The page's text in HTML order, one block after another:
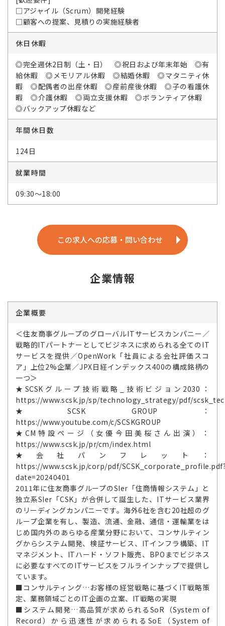
□アジャイル（Scrum）開発経験
□顧客への提案、見積りの実施経験者
休日休暇
◎完全週休2日制（土・日） ◎祝日および年末年始 ◎有
給休暇 ◎メモリアル休暇 ◎結婚休暇 ◎マタニティ休
暇 ◎配偶者の出産休暇 ◎産前産後休暇 ◎子の看護休
暇 ◎介護休暇 ◎両立支援休暇 ◎ボランティア休暇
◎バックアップ休暇など
年間休日数
124日
就業時間
09:30～18:00
この求人への応募・問い合わせ
企業情報
企業概要
＜住友商事グループのグローバルITサービスカンパニー／
戦略的ITパートナーとしてビジネスに求められる全てのIT
サービスを提供／OpenWork「社員による会社評価スコ
ア」上位2%企業／JPX日経インデックス400の構成銘柄の
一つ＞
★SCSKグループ技術戦略_技術ビジョン2030：
https://www.scsk.jp/sp/technology_strategy/pdf/
★SCSK GROUP：
https://www.youtube.com/c/SCSKGROUP
★CM特設ページ（女優今田美桜さん出演）：
https://www.scsk.jp/pr/cm/index.html
★会社パンフレット：
https://www.scsk.jp/corp/pdf/
date=20240401
2011年に住友商事グループのSIer「住商情報システム」と
独立系SIer「CSK」が合併して誕生した、ITサービス業界
のリーディングカンパニーです。海外6社を含む20社超のグ
ループ企業を有し、製造、流通、金融、通信・運輸業をは
じめ国内外のあらゆる産業分野において、コンサルティン
グからシステム開発、検証サービス、ITインフラ構築、IT
マネジメント、ITハード・ソフト販売、BPOまでビジネス
に必要なすべてのITサービスをフルラインナップで提供し
ています。
■コンサルティング…お客様の経営戦略に基づくIT戦略策
定、業務領域ごとのIT企画の立案、IT戦略の実現
■システム開発…高品質が求められるSoR（System of
Record）から迅速性が求められるSoE（System of